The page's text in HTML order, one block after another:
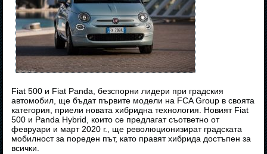
Fiat 500 и Fiat Panda, безспорни лидери при градския
автомобил, ще бъдат първите модели на FCA Group в своята
категория, приели новата хибридна технология. Новият Fiat
500 и Panda Hybrid, които се предлагат съответно от
февруари и март 2020 г., ще революционизират градската
мобилност за пореден път, като правят хибрида достъпен за
всички.